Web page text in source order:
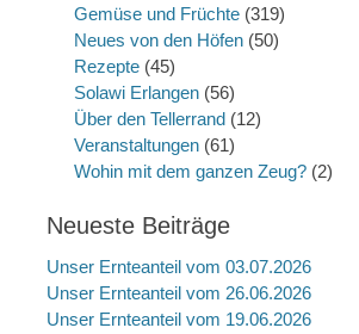
Gemüse und Früchte(319)
Neues von den Höfen(50)
Rezepte(45)
Solawi Erlangen(56)
Über den Tellerrand(12)
Veranstaltungen(61)
Wohin mit dem ganzen Zeug?(2)
Neueste Beiträge
Unser Ernteanteil vom 03.07.2026
Unser Ernteanteil vom 26.06.2026
Unser Ernteanteil vom 19.06.2026